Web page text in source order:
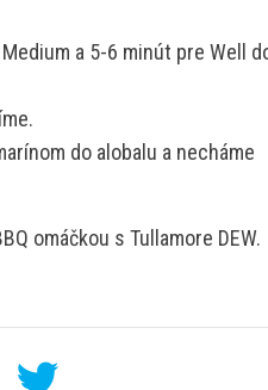
a 5-6 minút pre Well
do alobalu a necháme
omáčkou s Tullamore DEW.